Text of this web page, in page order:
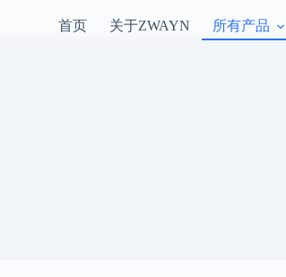
首页 关于ZWAYN 所有产品